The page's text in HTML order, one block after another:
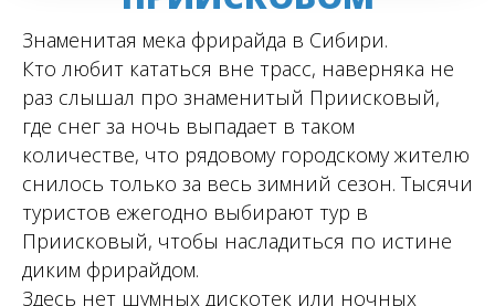
Знаменитая мека фрирайда в Сибири.
Кто любит кататься вне трасс, наверняка не
раз слышал про знаменитый Приисковый,
где снег за ночь выпадает в таком
количестве, что рядовому городскому жителю
снилось только за весь зимний сезон. Тысячи
туристов ежегодно выбирают тур в
Приисковый, чтобы насладиться по истине
диким фрирайдом.
Здесь нет шумных дискотек или ночных